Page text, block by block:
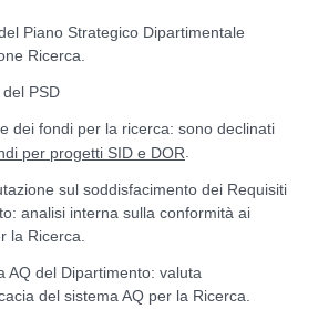
Piano Strategico Dipartimentale
Ricerca.
PSD
dei fondi per la ricerca: sono declinati
per progetti SID e DOR.
sul soddisfacimento dei Requisiti
analisi interna sulla conformità ai
la Ricerca.
AQ del Dipartimento: valuta
del sistema AQ per la Ricerca.